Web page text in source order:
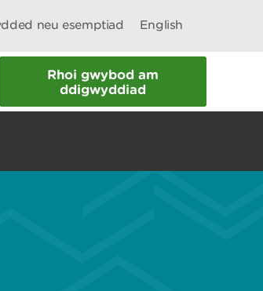
neu esemptiad English
Rhoi gwybod am
ddigwyddiad